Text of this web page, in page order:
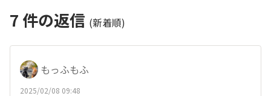
7 件の返信 (新着順)
もっふもふ
2025/02/08 09:48